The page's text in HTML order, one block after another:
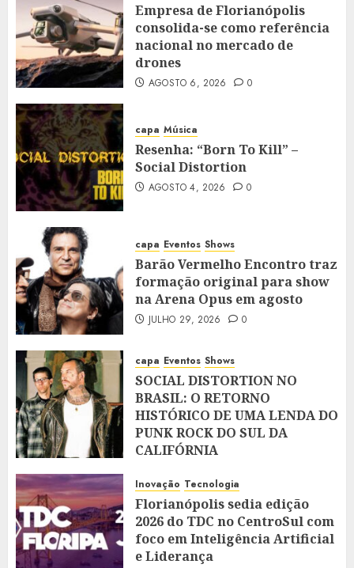
Empresa de Florianópolis
consolida-se como referência
nacional no mercado de
drones
AGOSTO 6, 2026 0
capa Música
Resenha: “Born To Kill” –
Social Distortion
AGOSTO 4, 2026 0
capa Eventos Shows
Barão Vermelho Encontro traz
formação original para show
na Arena Opus em agosto
JULHO 29, 2026 0
capa Eventos Shows
SOCIAL DISTORTION NO
BRASIL: O RETORNO
HISTÓRICO DE UMA LENDA DO
PUNK ROCK DO SUL DA
CALIFÓRNIA
Inovação Tecnologia
Florianópolis sedia edição
2026 do TDC no CentroSul com
foco em Inteligência Artificial
e Liderança